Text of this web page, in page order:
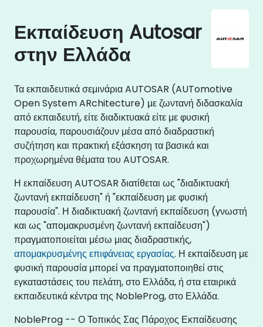
Εκπαίδευση Autosar
στην Ελλάδα
Τα εκπαιδευτικά σεμινάρια AUTOSAR (AUTomotive
Open System ARchitecture) με ζωντανή διδασκαλία
από εκπαιδευτή, είτε διαδικτυακά είτε με φυσική
παρουσία, παρουσιάζουν μέσα από διαδραστική
συζήτηση και πρακτική εξάσκηση τα βασικά και
προχωρημένα θέματα του AUTOSAR.
Η εκπαίδευση AUTOSAR διατίθεται ως "διαδικτυακή
ζωντανή εκπαίδευση" ή "εκπαίδευση με φυσική
παρουσία". Η διαδικτυακή ζωντανή εκπαίδευση (γνωστή
και ως "απομακρυσμένη ζωντανή εκπαίδευση")
πραγματοποιείται μέσω μιας διαδραστικής,
απομακρυσμένης επιφάνειας εργασίας. Η εκπαίδευση με
φυσική παρουσία μπορεί να πραγματοποιηθεί στις
εγκαταστάσεις του πελάτη, στο Ελλάδα, ή στα εταιρικά
εκπαιδευτικά κέντρα της NobleProg, στο Ελλάδα.
NobleProg -- Ο Τοπικός Σας Πάροχος Εκπαίδευσης